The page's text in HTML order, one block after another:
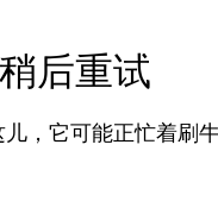
后重试
，它可能正忙着刷